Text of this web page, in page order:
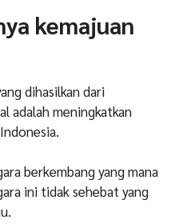
kemajuan
dihasilkan dari
adalah meningkatkan
berkembang yang mana
ini tidak sehebat yang